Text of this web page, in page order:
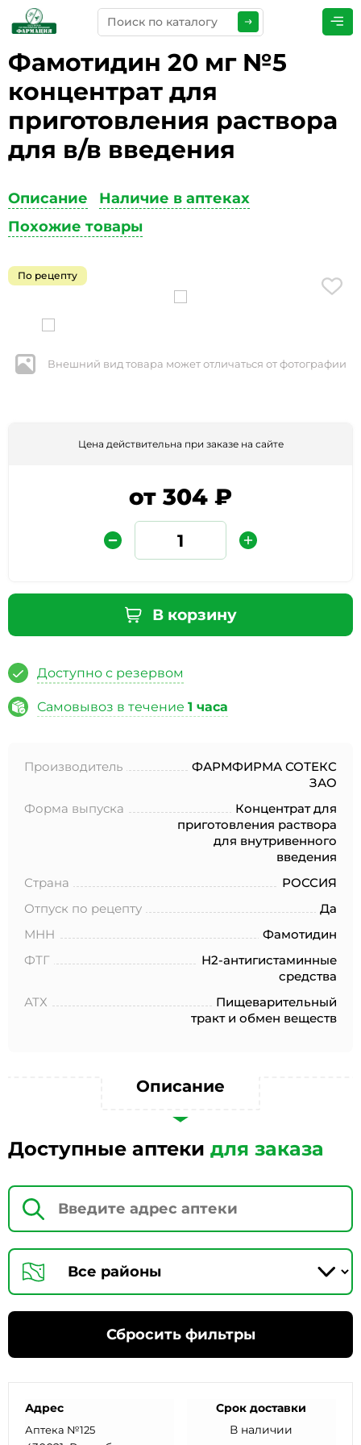
Фамотидин 20 мг №5
концентрат для
приготовления раствора
для в/в введения
Описание
Наличие в аптеках
Похожие товары
По рецепту
Внешний вид товара может отличаться от фотографии
Цена действительна при заказе на сайте
от 304 ₽
В корзину
Доступно с резервом
Самовывоз в течение 1 часа
Производитель
ФАРМФИРМА СОТЕКС
ЗАО
Форма выпуска
Концентрат для
приготовления раствора
для внутривенного
введения
Страна
РОССИЯ
Отпуск по рецепту
Да
МНН
Фамотидин
ФТГ
Н2-антигистаминные
средства
АТХ
Пищеварительный
тракт и обмен веществ
Описание
Доступные аптеки для заказа
Сбросить фильтры
Адрес
Аптека №125
Срок доставки
В наличии
ПРЕДСТАВЬТЕСЬ*
ТЕЛЕФОН *
ЭЛЕКТРОННАЯ ПОЧТА
Защита от автоматических сообщений
Введите слово на картинке
* Нажимая кнопку «Отправить отзыв», я даю свое
согласие на обработку моих персональных данных, в
соответствии с Федеральным законом от 27.07.2006 года